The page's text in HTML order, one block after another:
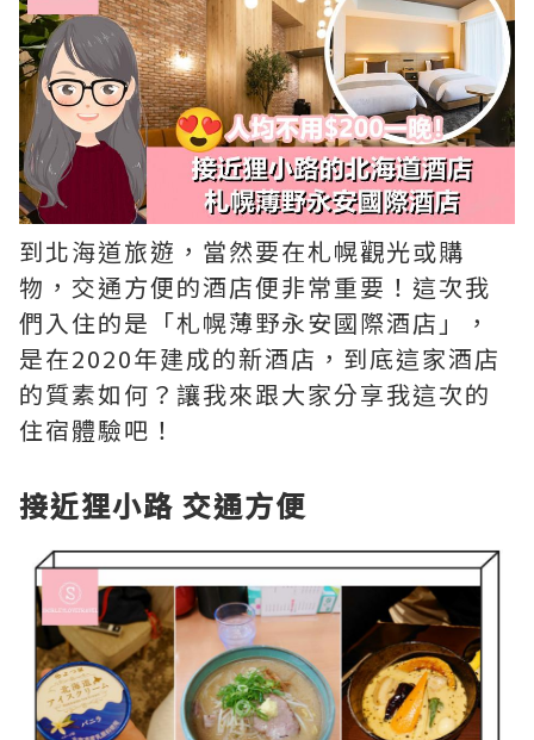
到北海道旅遊，當然要在札幌觀光或購
物，交通方便的酒店便非常重要！這次我
們入住的是「札幌薄野永安國際酒店」，
是在2020年建成的新酒店，到底這家酒店
的質素如何？讓我來跟大家分享我這次的
住宿體驗吧！
接近狸小路 交通方便